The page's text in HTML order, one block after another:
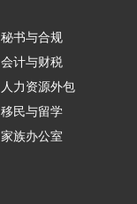
秘书与合规
会计与财税
人力资源外包
移民与留学
家族办公室